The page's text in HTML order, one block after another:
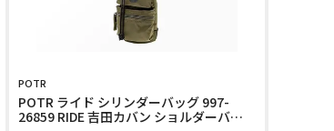
POTR
POTR ライド シリンダーバッグ 997-
26859 RIDE 吉田カバン ショルダーバッ